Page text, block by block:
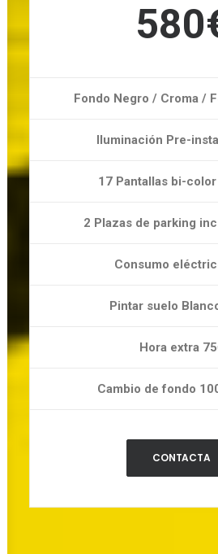
Fondo Negro / Croma /
Iluminación Pre-
17 Pantallas bi-
2 Plazas de parking
Consumo
Pintar suelo
Hora extra
Cambio de fondo
CONTACTA